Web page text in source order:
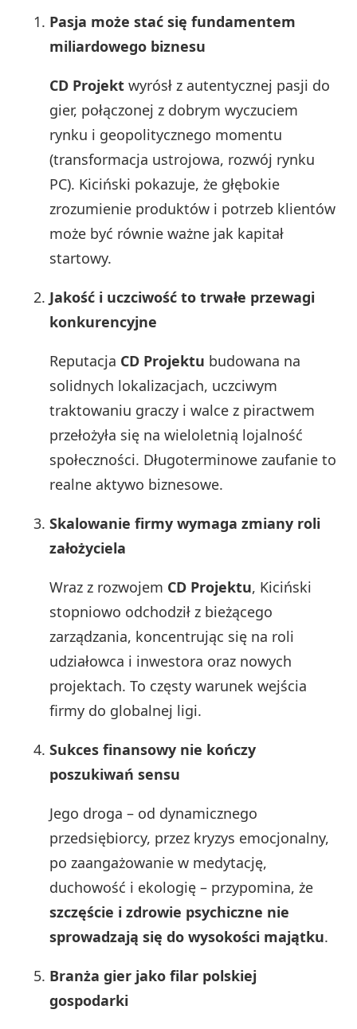
Pasja może stać się fundamentem
miliardowego biznesu
CD Projekt wyrósł z autentycznej pasji do
gier, połączonej z dobrym wyczuciem
rynku i geopolitycznego momentu
(transformacja ustrojowa, rozwój rynku
PC). Kiciński pokazuje, że głębokie
zrozumienie produktów i potrzeb klientów
może być równie ważne jak kapitał
startowy.
Jakość i uczciwość to trwałe przewagi
konkurencyjne
Reputacja CD Projektu budowana na
solidnych lokalizacjach, uczciwym
traktowaniu graczy i walce z piractwem
przełożyła się na wieloletnią lojalność
społeczności. Długoterminowe zaufanie to
realne aktywo biznesowe.
Skalowanie firmy wymaga zmiany roli
założyciela
Wraz z rozwojem CD Projektu, Kiciński
stopniowo odchodził z bieżącego
zarządzania, koncentrując się na roli
udziałowca i inwestora oraz nowych
projektach. To częsty warunek wejścia
firmy do globalnej ligi.
Sukces finansowy nie kończy
poszukiwań sensu
Jego droga – od dynamicznego
przedsiębiorcy, przez kryzys emocjonalny,
po zaangażowanie w medytację,
duchowość i ekologię – przypomina, że
szczęście i zdrowie psychiczne nie
sprowadzają się do wysokości majątku.
Branża gier jako filar polskiej
gospodarki